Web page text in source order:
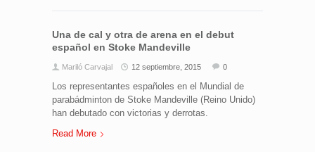
Una de cal y otra de arena en el debut
español en Stoke Mandeville
Mariló Carvajal 12 septiembre, 2015 0
Los representantes españoles en el Mundial de
parabádminton de Stoke Mandeville (Reino Unido)
han debutado con victorias y derrotas.
Read More